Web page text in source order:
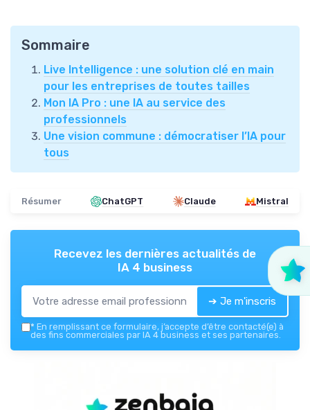
Sommaire
Live Intelligence : une solution clé en main
pour les entreprises de toutes tailles
Mon IA Pro : une IA au service des
professionnels
Une vision commune : démocratiser l’IA pour
tous
Résumer ChatGPT Claude Mistral
Recevez les dernières actualités de
IA 4 business
➔ Je m'inscris
* En remplissant ce formulaire, j’accepte d’être contacté(e) à
des fins commerciales par IA 4 business et ses partenaires.